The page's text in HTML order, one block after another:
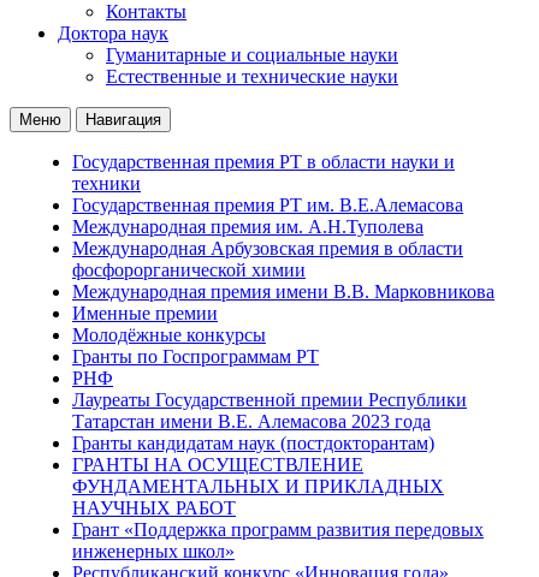
Контакты
Доктора наук
Гуманитарные и социальные науки
Естественные и технические науки
Меню Навигация
Государственная премия РТ в области науки и
техники
Государственная премия РТ им. В.Е.Алемасова
Международная премия им. А.Н.Туполева
Международная Арбузовская премия в области
фосфорорганической химии
Международная премия имени В.В. Марковникова
Именные премии
Молодёжные конкурсы
Гранты по Госпрограммам РТ
РНФ
Лауреаты Государственной премии Республики
Татарстан имени В.Е. Алемасова 2023 года
Гранты кандидатам наук (постдокторантам)
ГРАНТЫ НА ОСУЩЕСТВЛЕНИЕ
ФУНДАМЕНТАЛЬНЫХ И ПРИКЛАДНЫХ
НАУЧНЫХ РАБОТ
Грант «Поддержка программ развития передовых
инженерных школ»
Республиканский конкурс «Инновация года»